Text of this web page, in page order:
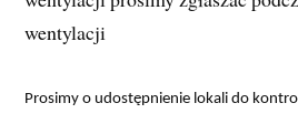
wentylacji
Prosimy o udostępnienie lokali do